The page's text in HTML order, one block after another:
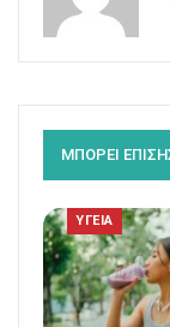
ΜΠΟΡΕΙ
ΥΓΕΙΑ